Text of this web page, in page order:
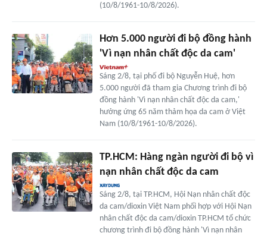
(10/8/1961-10/8/2026).
Hơn 5.000 người đi bộ đồng hành
'Vì nạn nhân chất độc da cam'
Sáng 2/8, tại phố đi bộ Nguyễn Huệ, hơn
5.000 người đã tham gia Chương trình đi bộ
đồng hành 'Vì nạn nhân chất độc da cam,'
hưởng ứng 65 năm thảm họa da cam ở Việt
Nam (10/8/1961-10/8/2026).
TP.HCM: Hàng ngàn người đi bộ vì
nạn nhân chất độc da cam
Sáng 2/8, tại TP.HCM, Hội Nạn nhân chất độc
da cam/dioxin Việt Nam phối hợp với Hội Nạn
nhân chất độc da cam/dioxin TP.HCM tổ chức
chương trình đi bộ đồng hành 'Vì nạn nhân